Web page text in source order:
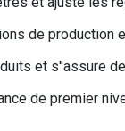
de production
et s''assure
de premier